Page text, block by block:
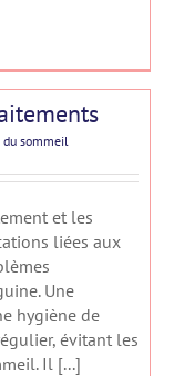
sommeil
et les
liées aux
Une
hygiène de
évitant les
Il [...]